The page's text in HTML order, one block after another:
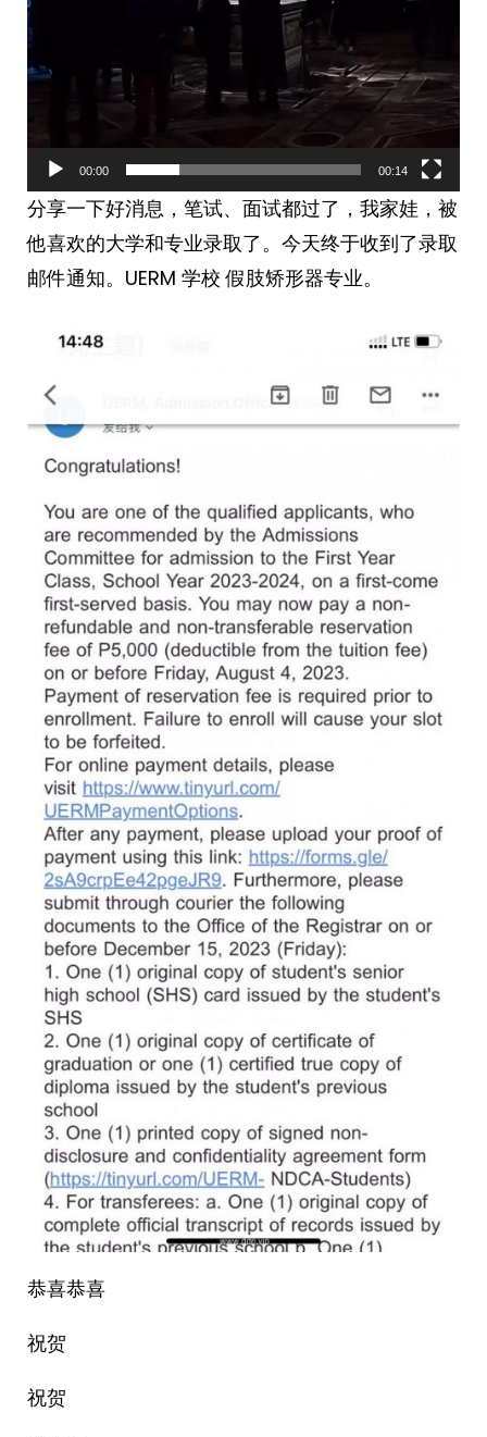
00:00 00:14
分享一下好消息，笔试、面试都过了，我家娃，被
他喜欢的大学和专业录取了。今天终于收到了录取
邮件通知。UERM 学校 假肢矫形器专业。
恭喜恭喜
祝贺
祝贺